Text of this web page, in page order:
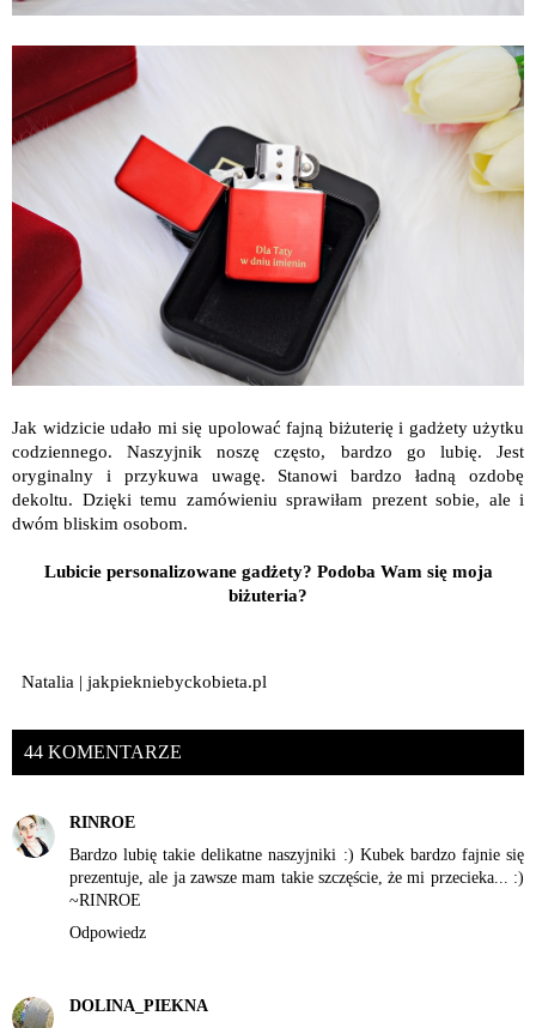
Jak widzicie udało mi się upolować fajną biżuterię i gadżety użytku
codziennego. Naszyjnik noszę często, bardzo go lubię. Jest
oryginalny i przykuwa uwagę. Stanowi bardzo ładną ozdobę
dekoltu. Dzięki temu zamówieniu sprawiłam prezent sobie, ale i
dwóm bliskim osobom.
Lubicie personalizowane gadżety? Podoba Wam się moja
biżuteria?
Natalia | jakpiekniebyckobieta.pl
44 KOMENTARZE
RINROE
Bardzo lubię takie delikatne naszyjniki :) Kubek bardzo fajnie się
prezentuje, ale ja zawsze mam takie szczęście, że mi przecieka... :)
~RINROE
Odpowiedz
DOLINA_PIEKNA